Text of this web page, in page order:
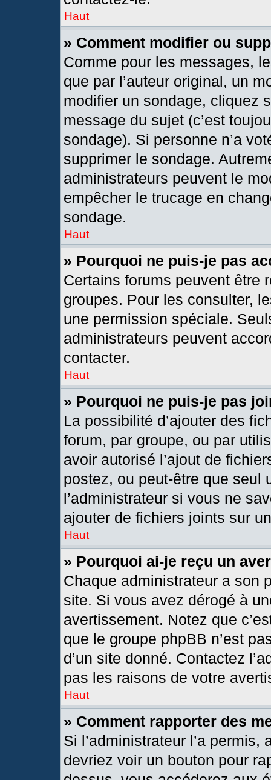
Haut
» Comment modifier ou
Comme pour les messages,
que par l’auteur original, un
modifier un sondage, cliquez
message du sujet (c’est
sondage). Si personne n’a
supprimer le sondage.
administrateurs peuvent le
empêcher le trucage en
sondage.
Haut
» Pourquoi ne puis-je pas
Certains forums peuvent être
groupes. Pour les consulter,
une permission spéciale.
administrateurs peuvent
contacter.
Haut
» Pourquoi ne puis-je pas
La possibilité d’ajouter des
forum, par groupe, ou par
avoir autorisé l’ajout de
postez, ou peut-être que seul
l’administrateur si vous ne
ajouter de fichiers joints sur
Haut
» Pourquoi ai-je reçu un
Chaque administrateur a son
site. Si vous avez dérogé à
avertissement. Notez que
que le groupe phpBB n’est
d’un site donné. Contactez
pas les raisons de votre
Haut
» Comment rapporter des
Si l’administrateur l’a
devriez voir un bouton pour